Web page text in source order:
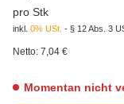
pro Stk
inkl. 0% USt. - § 12 Abs. 3
Netto: 7,04 €
Momentan nicht